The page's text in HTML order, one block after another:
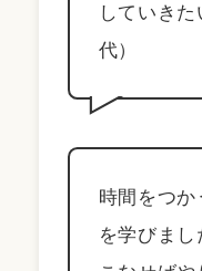
していき
代）
時間をつ
を学びま